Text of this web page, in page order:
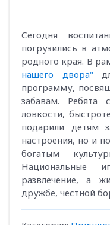
Сегодня
погрузились в
родного края. В
нашего двора"
программу,
забавам. Ребята
ловкости,
подарили детям
настроения, но и
богатым
развлечение, а
дружбе, честной